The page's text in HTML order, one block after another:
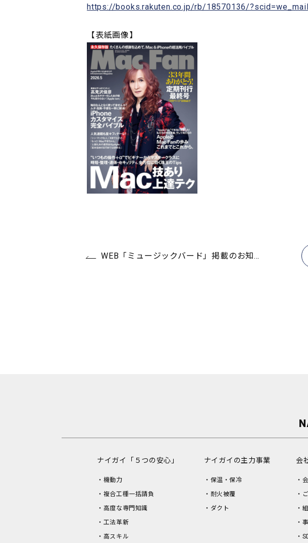
https://books.rakuten.co.jp/rb/18570136/
【表紙画像】
WEB「ミュージックバード」掲載のお知…
ナイガイ「５つの安心」
機動力
複合工種一括請負
高度な専門知識
工法革新
高スキル
ナイガイの主力事業
保温・保冷
耐火被覆
ダクト
会